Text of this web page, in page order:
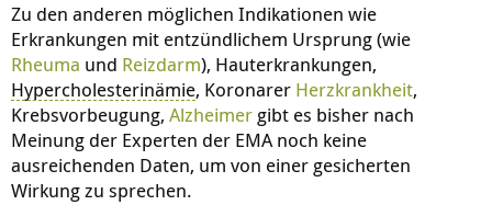
Zu den anderen möglichen Indikationen wie
Erkrankungen mit entzündlichem Ursprung (wie
Rheuma und Reizdarm), Hauterkrankungen,
Hypercholesterinämie, Koronarer Herzkrankheit,
Krebsvorbeugung, Alzheimer gibt es bisher nach
Meinung der Experten der EMA noch keine
ausreichenden Daten, um von einer gesicherten
Wirkung zu sprechen.